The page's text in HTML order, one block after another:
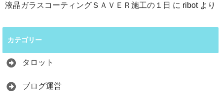
液晶ガラスコーティングＳＡＶＥＲ施工の１日 に ribotより
カテゴリー
タロット
ブログ運営